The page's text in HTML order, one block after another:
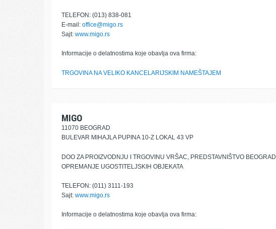
TELEFON: (013) 838-081
E-mail: office@migo.rs
Sajt: www.migo.rs
Informacije o delatnostima koje obavlja ova firma:
TRGOVINA NA VELIKO KANCELARIJSKIM NAMEŠTAJEM
MIGO
11070 BEOGRAD
BULEVAR MIHAJLA PUPINA 10-Z LOKAL 43 VP
DOO ZA PROIZVODNJU I TRGOVINU VRŠAC, PREDSTAVNIŠTVO BEOGRAD
OPREMANJE UGOSTITELJSKIH OBJEKATA
TELEFON: (011) 3111-193
Sajt: www.migo.rs
Informacije o delatnostima koje obavlja ova firma: